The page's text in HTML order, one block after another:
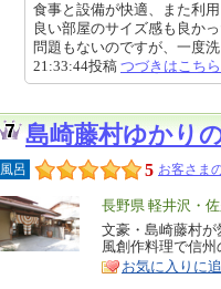
食事と設備が快適、また利
良い部屋のサイズ感も良か
問題もないのですが、一度
21:33:44投稿 つづきはこちら
島崎藤村ゆかり
風呂 5 お客さま
エ
リ
ア
長野県 軽井沢・
特
徴
文豪・島崎藤村
風創作料理で信
お気に入りに